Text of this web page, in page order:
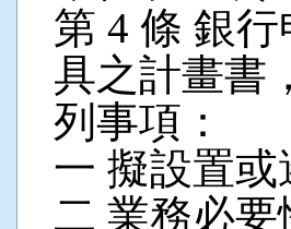
第 4 條 銀
具之計畫書
列事項：
一 擬設置
二 業務必